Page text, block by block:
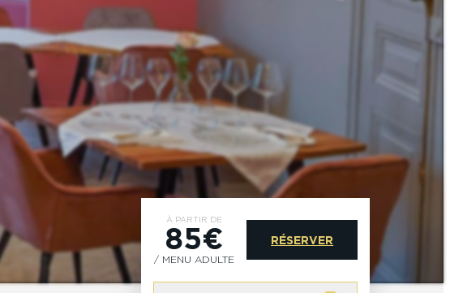
À PARTIR DE
85€
/ MENU ADULTE
RÉSERVER